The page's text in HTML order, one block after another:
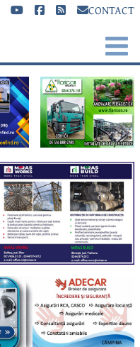
CONTACT